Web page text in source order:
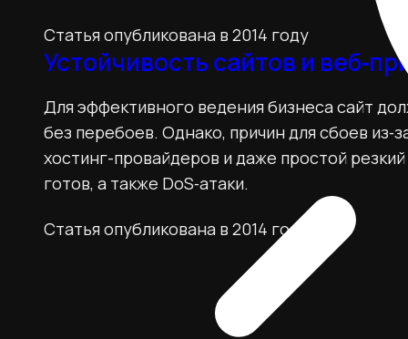
Статья опубликована в 2014 году
Устойчивость сайтов и
Для эффективного ведения бизнеса сайт
без перебоев. Однако, причин для сбоев
хостинг-провайдеров и даже простой
готов, а также DoS‑атаки.
Статья опубликована в 2014 году